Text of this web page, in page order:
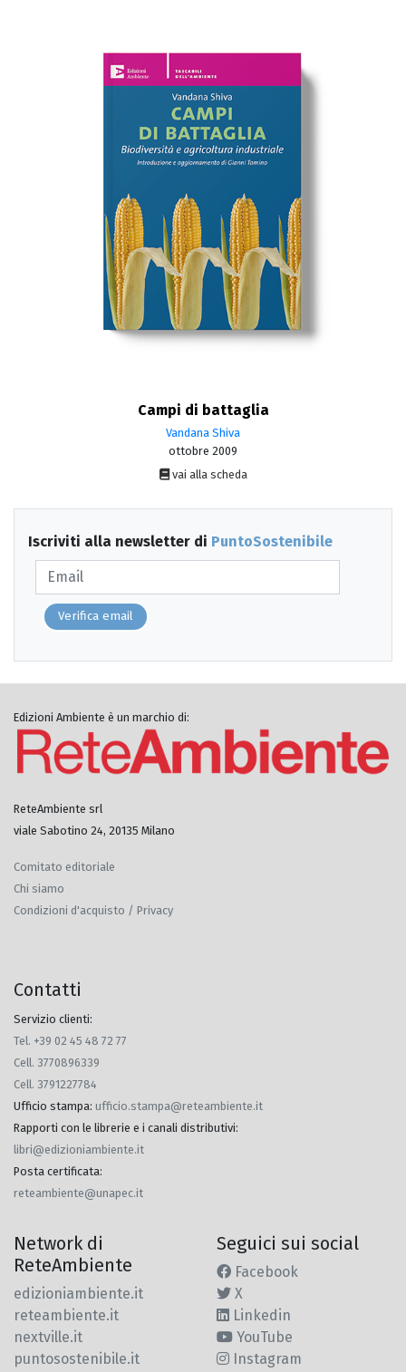
Campi di battaglia
Vandana Shiva
ottobre 2009
vai alla scheda
Iscriviti alla newsletter di PuntoSostenibile
Verifica email
Edizioni Ambiente è un marchio di:
ReteAmbiente srl
viale Sabotino 24, 20135 Milano
Comitato editoriale
Chi siamo
Condizioni d'acquisto / Privacy
Contatti
Servizio clienti:
Tel. +39 02 45 48 72 77
Cell. 3770896339
Cell. 3791227784
Ufficio stampa: ufficio.stampa@reteambiente.it
Rapporti con le librerie e i canali distributivi:
libri@edizioniambiente.it
Posta certificata:
reteambiente@unapec.it
Network di
ReteAmbiente
edizioniambiente.it
reteambiente.it
nextville.it
puntosostenibile.it
Seguici sui social
Facebook
X
Linkedin
YouTube
Instagram